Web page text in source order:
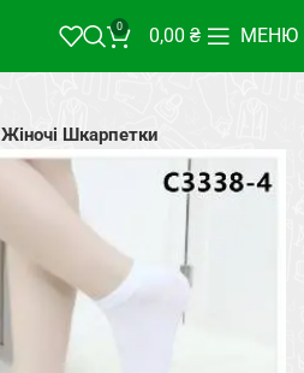
0 0,00 ₴ МЕНЮ
Жіночі Шкарпетки